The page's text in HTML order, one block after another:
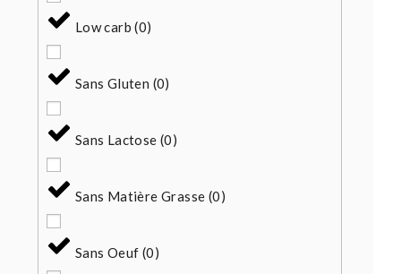
Low carb (0)
Sans Gluten (0)
Sans Lactose (0)
Sans Matière Grasse (0)
Sans Oeuf (0)